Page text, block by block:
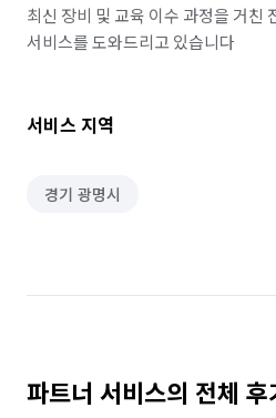
최신 장비 및 교육 이수 과정을 거친
서비스를 도와드리고 있습니다
서비스 지역
경기 광명시
파트너 서비스의 전체 후